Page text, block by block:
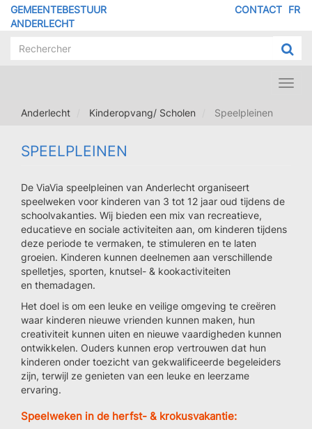
Overslaan
GEMEENTEBESTUUR
ANDERLECHT
FR
CONTACT
Anderlecht
Kinderopvang/ Scholen Speelpleinen
SPEELPLEINEN
De ViaVia speelpleinen van Anderlecht organiseert
speelweken voor kinderen van 3 tot 12 jaar oud tijdens de
schoolvakanties. Wij bieden een mix van recreatieve,
educatieve en sociale activiteiten aan, om kinderen tijdens
deze periode te vermaken, te stimuleren en te laten
groeien. Kinderen kunnen deelnemen aan verschillende
spelletjes, sporten, knutsel- & kookactiviteiten
en themadagen.
Het doel is om een leuke en veilige omgeving te creëren
waar kinderen nieuwe vrienden kunnen maken, hun
creativiteit kunnen uiten en nieuwe vaardigheden kunnen
ontwikkelen. Ouders kunnen erop vertrouwen dat hun
kinderen onder toezicht van gekwalificeerde begeleiders
zijn, terwijl ze genieten van een leuke en leerzame
ervaring.
Speelweken in de herfst- & krokusvakantie: